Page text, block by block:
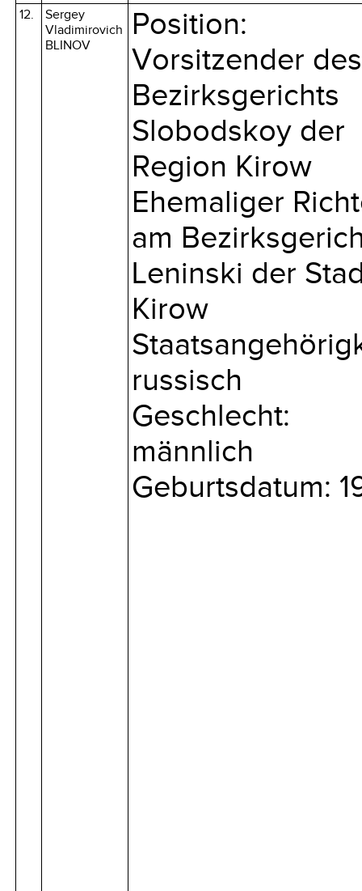
12.
Sergey
Vladimirovich
BLINOV
Position:
Vorsitzender des
Bezirksgerichts
Slobodskoy der
Region Kirow
Ehemaliger
am
Leninski der
Kirow
russisch
Geschlecht:
männlich
Geburtsdatum: